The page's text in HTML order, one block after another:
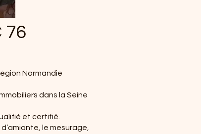
76
Normandie
dans la Seine
et certifié.
le mesurage,